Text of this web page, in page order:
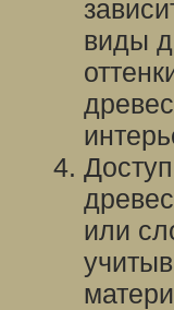
виды
или